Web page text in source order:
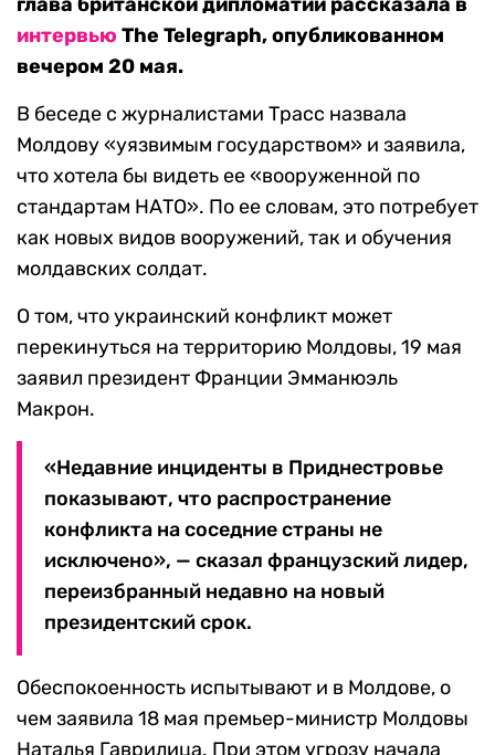
интервью The Telegraph, опубликованном
вечером 20 мая.
В беседе с журналистами Трасс назвала
Молдову «уязвимым государством» и заявила,
что хотела бы видеть ее «вооруженной по
стандартам НАТО». По ее словам, это потребует
как новых видов вооружений, так и обучения
молдавских солдат.
О том, что украинский конфликт может
перекинуться на территорию Молдовы, 19 мая
заявил президент Франции Эмманюэль
Макрон.
«Недавние инциденты в Приднестровье
показывают, что распространение
конфликта на соседние страны не
исключено», — сказал французский лидер,
переизбранный недавно на новый
президентский срок.
Обеспокоенность испытывают и в Молдове, о
чем заявила 18 мая премьер-министр Молдовы
Наталья Гаврилица. При этом угрозу начала